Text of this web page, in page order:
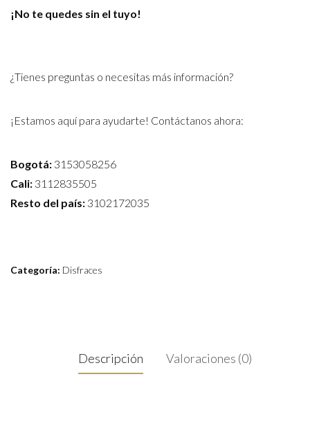
¡No te quedes sin el tuyo!
¿Tienes preguntas o necesitas más información?
¡Estamos aquí para ayudarte! Contáctanos ahora:
Bogotá: 3153058256
Cali: 3112835505
Resto del país: 3102172035
Categoría: Disfraces
Descripción Valoraciones (0)